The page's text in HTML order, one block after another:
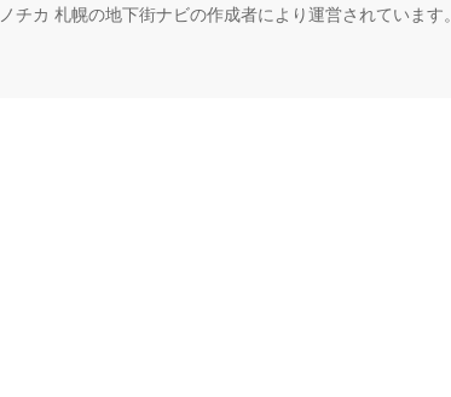
カ 札幌の地下街ナビの作成者により運営されています。